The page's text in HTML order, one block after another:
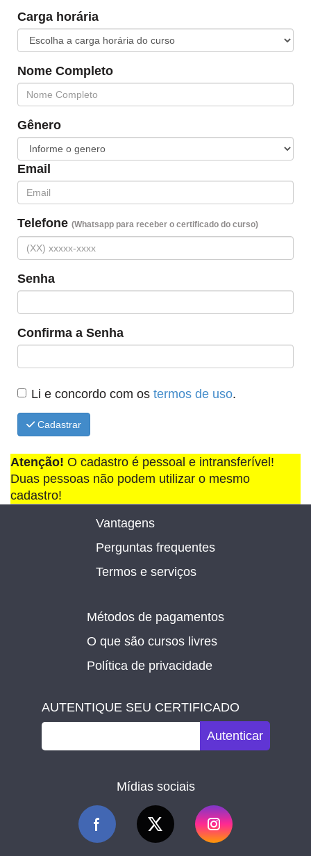
Carga horária
Nome Completo
Gênero
Email
Telefone (Whatsapp para receber o certificado do curso)
Senha
Confirma a Senha
Li e concordo com os termos de uso.
Cadastrar
Atenção! O cadastro é pessoal e intransferível!
Duas pessoas não podem utilizar o mesmo
cadastro!
Vantagens
Perguntas frequentes
Termos e serviços
Métodos de pagamentos
O que são cursos livres
Política de privacidade
AUTENTIQUE SEU CERTIFICADO
Autenticar
Mídias sociais